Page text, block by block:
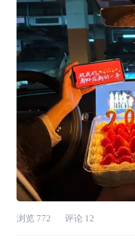
娃娃静静伫立在中
门就撞进温柔小童
心。扶手箱趴着超
感治
浏览 772 评论 12